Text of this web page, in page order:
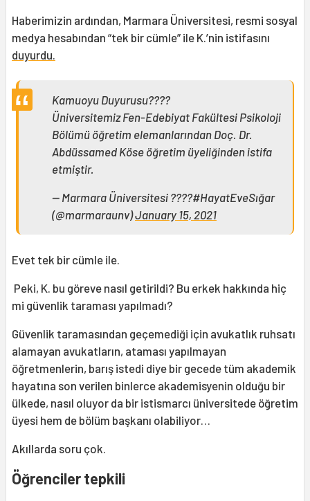
Haberimizin ardından, Marmara Üniversitesi, resmi sosyal
medya hesabından “tek bir cümle” ile K.’nin istifasını
duyurdu.
Kamuoyu Duyurusu????
Üniversitemiz Fen-Edebiyat Fakültesi Psikoloji
Bölümü öğretim elemanlarından Doç. Dr.
Abdüssamed Köse öğretim üyeliğinden istifa
etmiştir.
— Marmara Üniversitesi ????#HayatEveSığar
(@marmaraunv)January 15, 2021
Evet tek bir cümle ile.
Peki, K. bu göreve nasıl getirildi? Bu erkek hakkında hiç
mi güvenlik taraması yapılmadı?
Güvenlik taramasından geçemediği için avukatlık ruhsatı
alamayan avukatların, ataması yapılmayan
öğretmenlerin, barış istedi diye bir gecede tüm akademik
hayatına son verilen binlerce akademisyenin olduğu bir
ülkede, nasıl oluyor da bir istismarcı üniversitede öğretim
üyesi hem de bölüm başkanı olabiliyor…
Akıllarda soru çok.
Öğrenciler tepkili